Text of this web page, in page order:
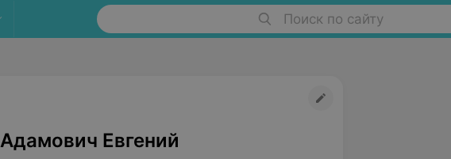
Поиск по сайту
Адамович Евгений